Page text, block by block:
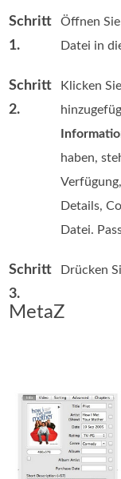
Schritt
1.
Öffnen
Datei in
Schritt
2.
Klicken
haben,
Details,
Datei.
Schritt
3.
Drücken
MetaZ